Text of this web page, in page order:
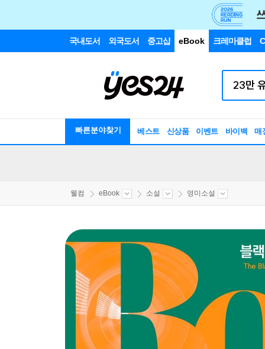
국내도서 외국도서 중고샵 eBook 크레마클럽
빠른분야찾기 베스트 신상품 이벤트 바이백 매
웰컴 eBook 소설 영미소설